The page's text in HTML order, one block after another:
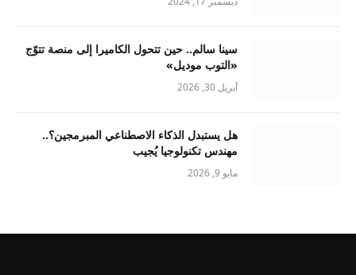
سينا سالم.. حين تتحول الكاميرا إلى منصة تتوّج
«التوب موديل»
أبريل 30, 2026
هل يستبدل الذكاء الاصطناعي المبرمجين؟..
مهندس تكنولوجيا يُجيب
مايو 9, 2026